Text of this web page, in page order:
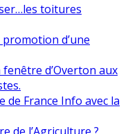
toitures
d’une
d’Overton aux
de France Info avec la